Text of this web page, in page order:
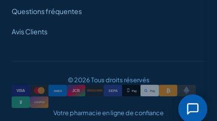
Questions fréquentes
Avis Clients
© 2026 Tous droits réservés
VISA AMEX JCB DISCOVER SEPA  Pay G Pay ₿
₮ CRYPTO
Votre pharmacie en ligne de confiance